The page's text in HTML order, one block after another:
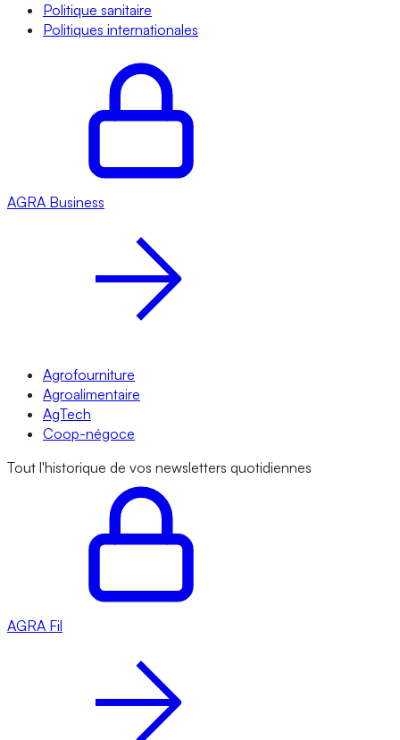
Politique sanitaire
Politiques internationales
AGRA Business
Agrofourniture
Agroalimentaire
AgTech
Coop-négoce
Tout l'historique de vos newsletters quotidiennes
AGRA Fil